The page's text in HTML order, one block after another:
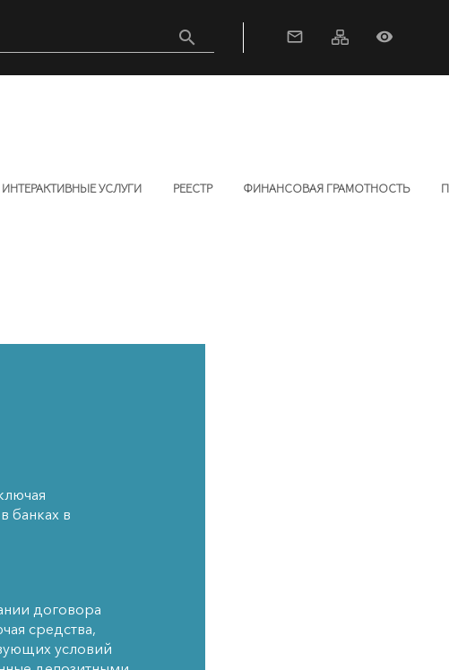
search mail_outline visibility
ИНТЕРАКТИВНЫЕ УСЛУГИ РЕЕСТР ФИНАНСОВАЯ ГРАМОТНОСТЬ
банках в
договора
средства,
условий